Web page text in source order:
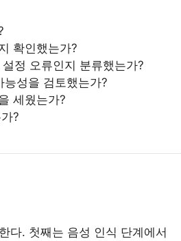
확인했는가?
정 오류인지 분류했는가?
성을 검토했는가?
세웠는가?
?
다. 첫째는 음성 인식 단계에서